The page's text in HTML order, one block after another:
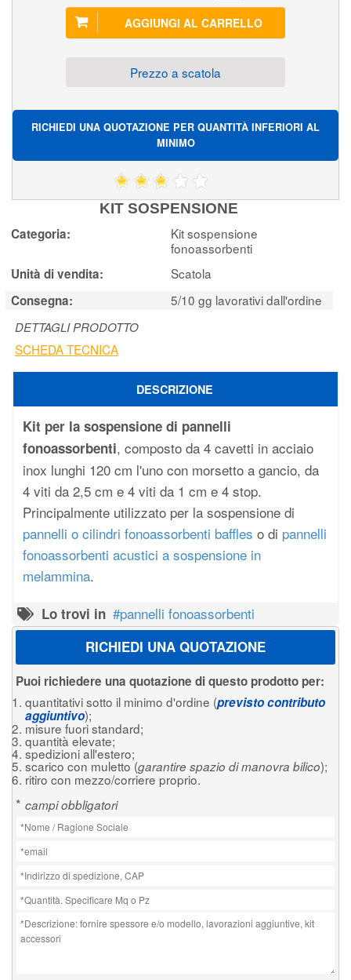
Prezzo a scatola
RICHIEDI UNA QUOTAZIONE PER QUANTITÀ INFERIORI AL
MINIMO
KIT SOSPENSIONE
Categoria:
Kit sospensione
fonoassorbenti
Unità di vendita:
Scatola
Consegna:
5/10 gg lavorativi dall'ordine
DETTAGLI PRODOTTO
SCHEDA TECNICA
DESCRIZIONE
Kit per la sospensione di pannelli
fonoassorbenti, composto da 4 cavetti in acciaio
inox lunghi 120 cm l'uno con morsetto a gancio, da
4 viti da 2,5 cm e 4 viti da 1 cm e 4 stop.
Principalmente utilizzato per la sospensione di
pannelli o cilindri fonoassorbenti baffles o di pannelli
fonoassorbenti acustici a sospensione in
melammina.
Lo trovi in pannelli fonoassorbenti
RICHIEDI UNA QUOTAZIONE
Puoi richiedere una quotazione di questo prodotto per:
quantitativi sotto il minimo d'ordine (previsto contributo
aggiuntivo);
misure fuori standard;
quantità elevate;
spedizioni all'estero;
scarico con muletto (garantire spazio di manovra bilico);
ritiro con mezzo/corriere proprio.
*campi obbligatori